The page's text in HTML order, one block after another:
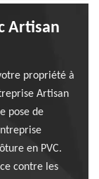
Artisan
propriété à
Artisan
pose de
en PVC.
contre les